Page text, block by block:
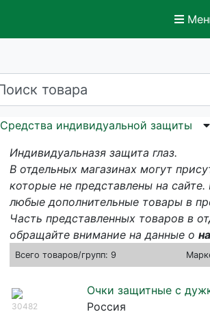
Средства индивидуальной защиты
Индивидуальназя защита глаз.
В отдельных магазинах могут
которые не представлены на
любые дополнительные товары в
Часть представленных товаров в
обращайте внимание на данные о
Всего товаров/групп: 9
30482
Очки защитные с
Россия